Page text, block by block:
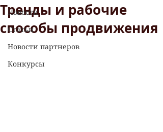
Новости
Статьи
Новости партнеров
Конкурсы
Тренды и рабочие
способы продвижения